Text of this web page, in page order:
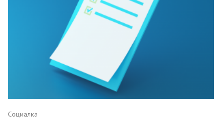
Написать
Социалка